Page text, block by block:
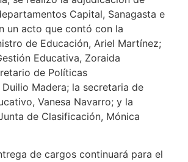
Capital, Sanagasta e
un acto que contó con la
de Educación, Ariel Martínez;
Educativa, Zoraida
de Políticas
Madera; la secretaria de
Vanesa Navarro; y la
de Clasificación, Mónica
de cargos continuará para el